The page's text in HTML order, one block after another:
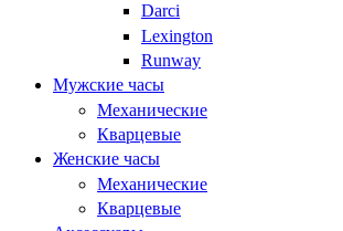
Darci
Lexington
Runway
Мужские часы
Механические
Кварцевые
Женские часы
Механические
Кварцевые